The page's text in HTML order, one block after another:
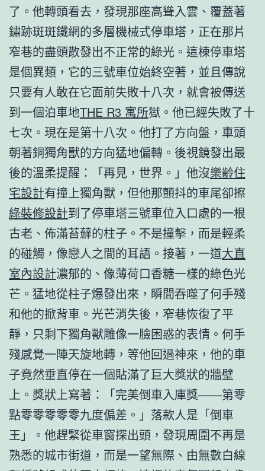
了。他轉頭看去，發現那座高聳入雲、覆蓋著
鏽跡斑斑鐵網的多層機械式停車塔，正在那片
窄巷的盡頭散發出不正常的綠光。這棟停車塔
是個異類，它的三號車位始終空著，並且傳說
只要有人敢在它面前失敗十八次，就會被傳送
到一個泊車地THE R3 寓所獄。他已經失敗了十
七次。現在是第十八次。他打了方向盤，車頭
朝著銅獨角獸的方向猛地偏轉。後視鏡發出最
後的溫柔提醒：「再見，世界。」他沒樂齡住
宅設計有撞上獨角獸，但他那顫抖的車尾卻擦
綠裝修設計到了停車塔三號車位入口處的一根
古老、佈滿苔蘚的柱子。不是撞擊，而是輕柔
的碰觸，像戀人之間的耳語。接著，一道大直
室內設計濃郁的、像薄荷口香糖一樣的綠色光
芒。猛地從柱子爆發出來，瞬間吞噬了何手殘
和他的掀背車。光芒消失後，窄巷恢復了平
靜，只剩下獨角獸雕像一臉困惑的表情。何手
殘感覺一陣天旋地轉，等他回過神來，他的車
子竟然垂直停在一個貼滿了巨大獎狀的牆壁
上。獎狀上寫著：「完美倒車入庫獎——第零
點零零零零零九度偏差。」落款人是「倒車
王」。他趕緊從車窗探出頭，發現周圍不再是
熟悉的城市街道，而是一望無際、由無數白線